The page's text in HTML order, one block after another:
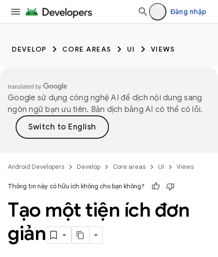
Đăng nhập
DEVELOP CORE AREAS UI VIEWS
Google sử dụng công nghệ AI để dịch nội dung sang
ngôn ngữ bạn ưu tiên. Bản dịch bằng AI có thể có lỗi.
Android Developers Develop Core areas UI Views
Thông tin này có hữu ích không cho bạn không?
Tạo một tiện ích đơn
giản